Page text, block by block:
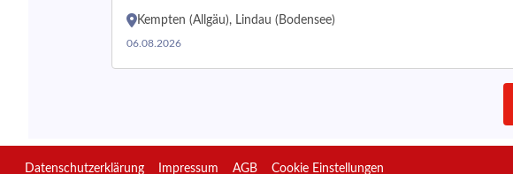
Kempten (Allgäu), Lindau (Bodensee)
06.08.2026
Datenschutzerklärung Impressum AGB Cookie Einstellungen